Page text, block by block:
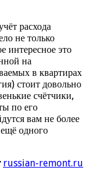
расхода
не только
интересное это
на
в квартирах
стоит довольно
счётчики,
по его
вам не более
ещё одного
russian-remont.ru